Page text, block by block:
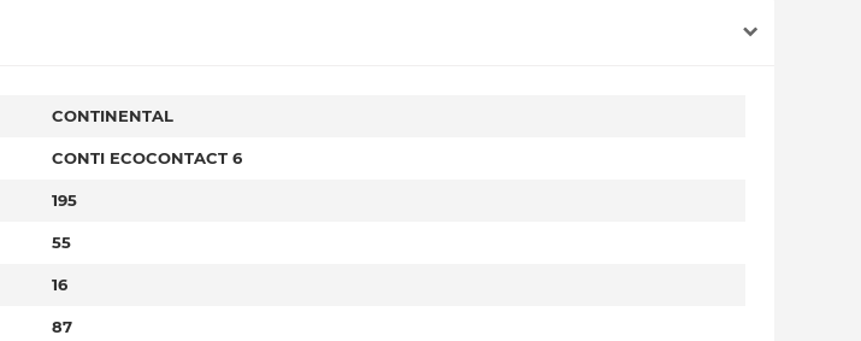
CONTINENTAL
CONTI ECOCONTACT 6
195
55
16
87